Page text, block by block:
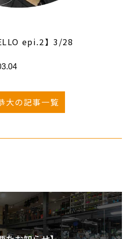
epi.2】3/28
大の記事一覧